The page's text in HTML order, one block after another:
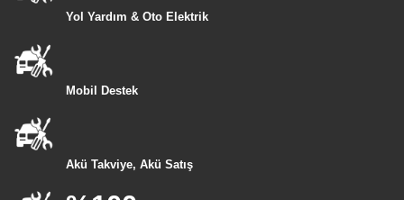
Yol Yardım & Oto Elektrik
Mobil Destek
Akü Takviye, Akü Satış